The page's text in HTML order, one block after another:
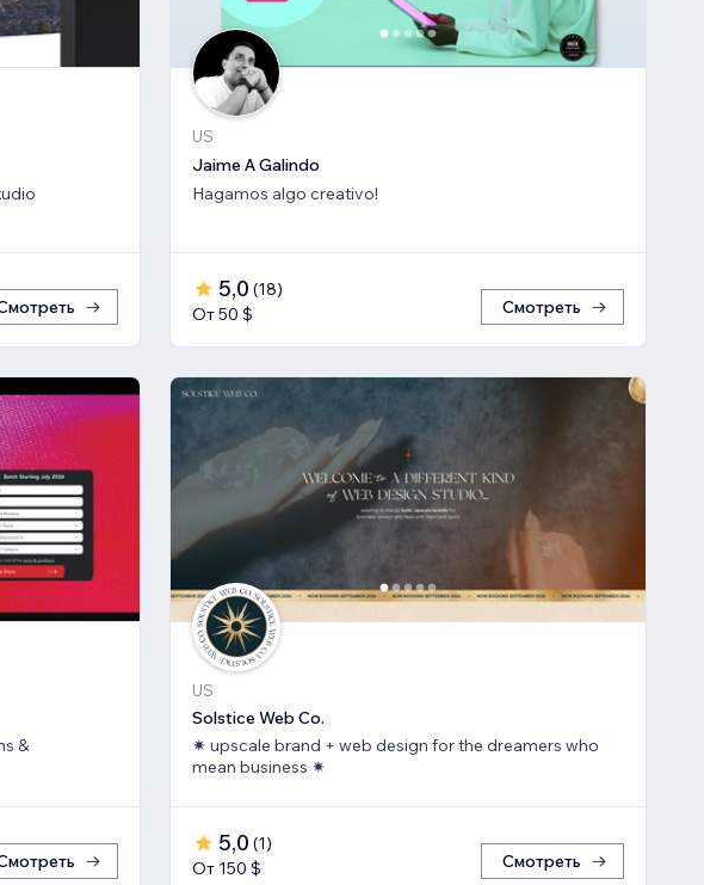
US
Jaime A Galindo
Hagamos algo creativo!
5,0 (18)
От 50 $
Смотреть
&
US
Solstice Web Co.
✷ upscale brand + web design for the dreamers who
mean business ✷
5,0 (1)
От 150 $
Смотреть